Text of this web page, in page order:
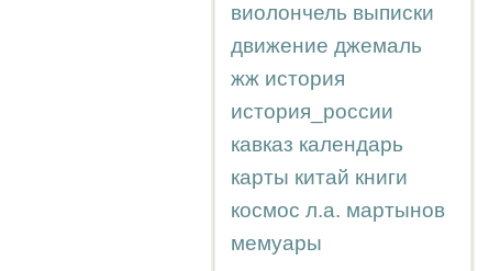
виолончель выписки
движение джемаль
жж история
история_россии
кавказ календарь
карты китай книги
космос л.а. мартынов
мемуары